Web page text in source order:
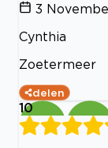
3
Cynthia
Zoetermeer
delen
10